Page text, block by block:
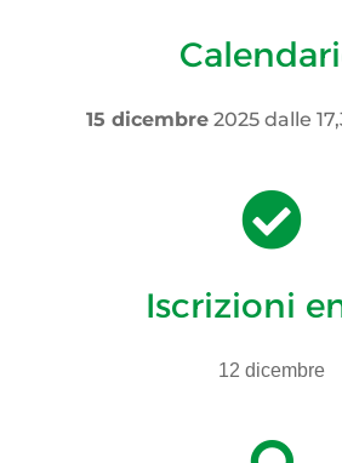
15 dicembre 2025 dalle

Iscrizioni
12 dicembre